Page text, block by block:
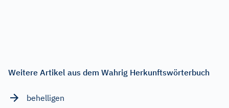
Weitere Artikel aus dem Wahrig Herkunftswörterbuch
behelligen